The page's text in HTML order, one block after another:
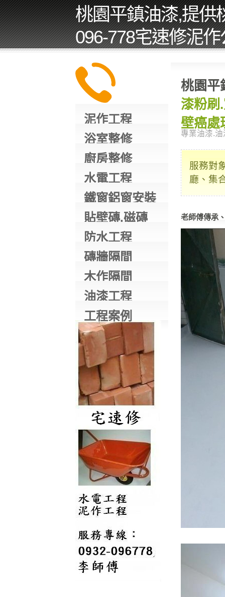
桃園平鎮油漆,提供
096-778宅速修泥
泥作工程
浴室整修
廚房整修
水電工程
鐵窗鋁窗安裝
貼壁磚,磁磚
防水工程
磚牆隔間
木作隔間
油漆工程
工程案例
桃園
漆粉刷
壁癌處
專業油漆.油
服務對
廳、集
老師傅傳承